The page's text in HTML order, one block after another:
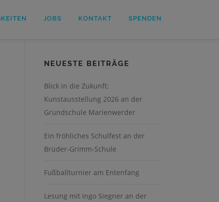
JOBS KONTAKT SPENDEN
NEUESTE BEITRÄGE
Blick in die Zukunft:
Kunstausstellung 2026 an der
Grundschule Marienwerder
Ein fröhliches Schulfest an der
Brüder-Grimm-Schule
Fußballturnier am Entenfang
Lesung mit Ingo Siegner an der